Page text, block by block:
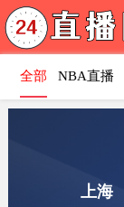
全部 NBA直播
上海